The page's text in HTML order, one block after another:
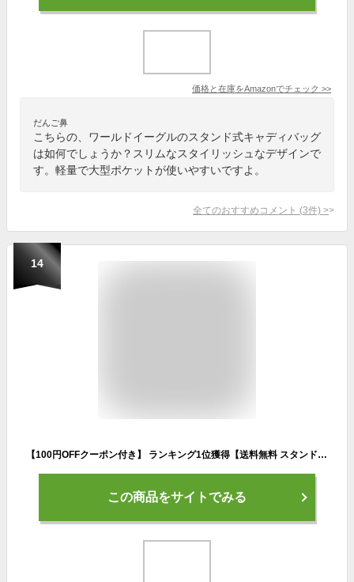
価格と在庫をAmazonでチェック >>
だんご鼻
こちらの、ワールドイーグルのスタンド式キャディバッグ
は如何でしょうか？スリムなスタイリッシュなデザインで
す。軽量で大型ポケットが使いやすいですよ。
全てのおすすめコメント (3件) >
14
【100円OFFクーポン付き】 ランキング1位獲得【送料無料 スタンドバッグ ベーシック】 セルフスタンド クラブケース セルフスタンド クラブケース ゴルフ キャディバッグ ラウンド スタンド ゴルフバッグ スタンドバッグ ショートコース キャディバッグ 打ちっぱなし
この商品をサイトでみる